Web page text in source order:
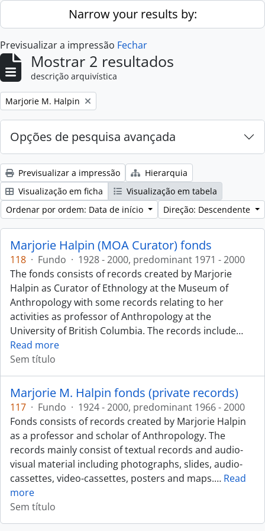
Skip to main contentNarrow your results by:
Previsualizar a impressão Fechar
Mostrar 2 resultados
descrição arquivística
Remove filter:
Marjorie M. Halpin
Opções de pesquisa avançada
Previsualizar a impressão
Hierarquia
Visualização em ficha
Visualização em tabela
Ordenar por ordem: Data de início
Direção: Descendente
Marjorie Halpin (MOA Curator) fonds
118 · Fundo · 1928 - 2000, predominant 1971 - 2000
The fonds consists of records created by Marjorie
Halpin as Curator of Ethnology at the Museum of
Anthropology with some records relating to her
activities as professor of Anthropology at the
University of British Columbia. The records include…
Read more
Sem título
Marjorie M. Halpin fonds (private records)
117 · Fundo · 1924 - 2000, predominant 1966 - 2000
Fonds consists of records created by Marjorie Halpin
as a professor and scholar of Anthropology. The
records mainly consist of textual records and audio-
visual material including photographs, slides, audio-
cassettes, video-cassettes, posters and maps.… Read
more
Sem título